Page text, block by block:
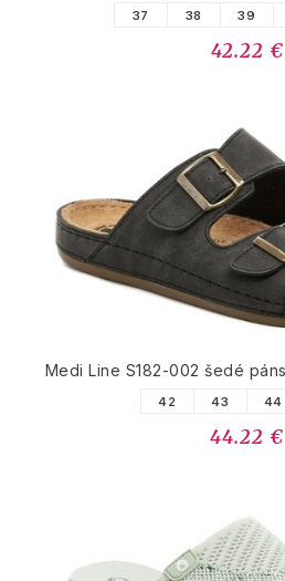
37 38 39
42.22 €
Medi Line S182-002 šedé
42 43 44
44.22 €